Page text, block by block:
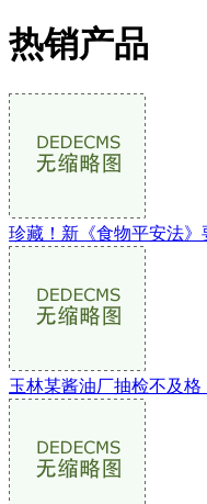
热销产品
珍藏！新《食物平安法》
玉林某酱油厂抽检不及格